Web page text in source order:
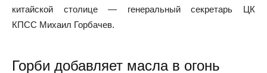
китайской столице — генеральный секретарь ЦК
КПСС Михаил Горбачев.
Горби добавляет масла в огонь